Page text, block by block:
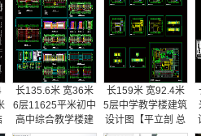
长135.6米 宽36米
6层11625平米初中
高中综合教学楼建
长159米 宽92.4米
5层中学教学楼建筑
设计图【平立剖 总